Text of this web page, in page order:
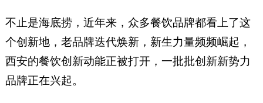
不止是海底捞，近年来，众多餐饮品牌都看上了这
个创新地，老品牌迭代焕新，新生力量频频崛起，
西安的餐饮创新动能正被打开，一批批创新新势力
品牌正在兴起。